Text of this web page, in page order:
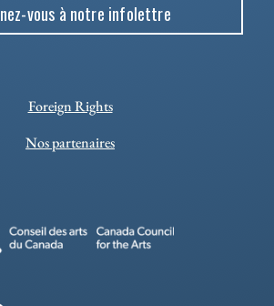
vous à notre infolettre
Foreign Rights
Nos partenaires